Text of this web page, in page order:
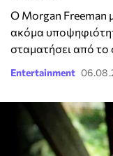
O Morgan Freeman
ακόμα
σταματήσει από το
Entertainment